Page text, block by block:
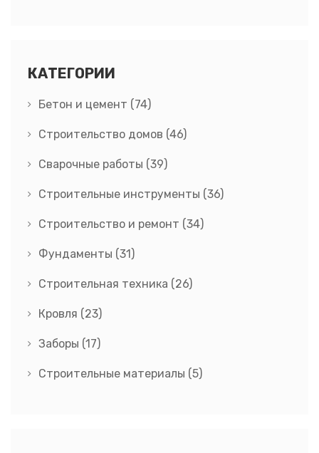
КАТЕГОРИИ
Бетон и цемент (74)
Строительство домов (46)
Сварочные работы (39)
Строительные инструменты (36)
Строительство и ремонт (34)
Фундаменты (31)
Строительная техника (26)
Кровля (23)
Заборы (17)
Строительные материалы (5)